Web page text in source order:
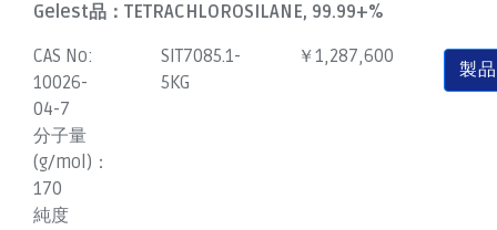
Gelest品：TETRACHLOROSILANE, 99.99+%
CAS No:
10026-
04-7
分子量
(g/mol)：
170
純度
SIT7085.1-
5KG
￥1,287,600
製